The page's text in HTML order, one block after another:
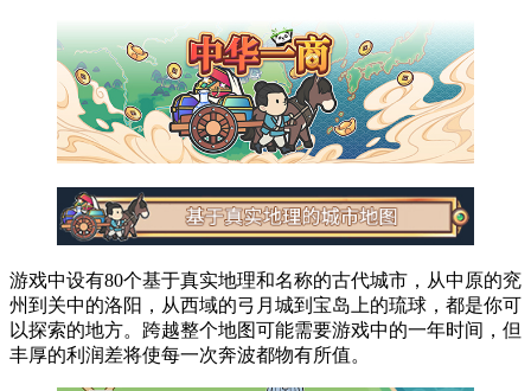
游戏中设有80个基于真实地理和名称的古代城市，从中原的兖
州到关中的洛阳，从西域的弓月城到宝岛上的琉球，都是你可
以探索的地方。跨越整个地图可能需要游戏中的一年时间，但
丰厚的利润差将使每一次奔波都物有所值。